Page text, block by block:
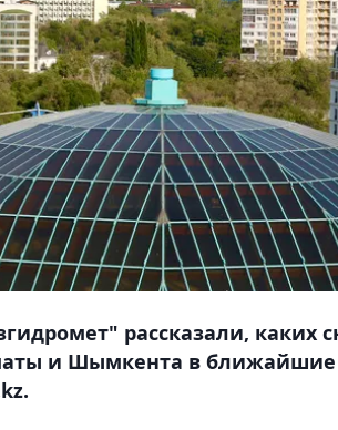
рассказали, каких
и Шымкента в ближайшие